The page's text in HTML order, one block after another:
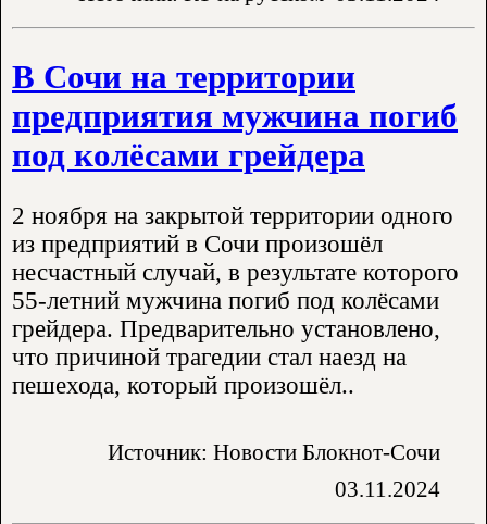
В Сочи на территории
предприятия мужчина погиб
под колёсами грейдера
2 ноября на закрытой территории одного
из предприятий в Сочи произошёл
несчастный случай, в результате которого
55-летний мужчина погиб под колёсами
грейдера. Предварительно установлено,
что причиной трагедии стал наезд на
пешехода, который произошёл..
Источник: Новости Блокнот-Сочи
03.11.2024